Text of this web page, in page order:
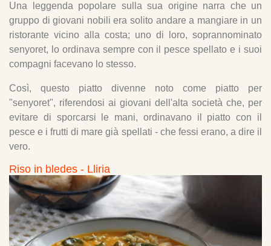
Una leggenda popolare sulla sua origine narra che un
gruppo di giovani nobili era solito andare a mangiare in un
ristorante vicino alla costa; uno di loro, soprannominato
senyoret, lo ordinava sempre con il pesce spellato e i suoi
compagni facevano lo stesso.
Così, questo piatto divenne noto come piatto per
"senyoret", riferendosi ai giovani dell'alta società che, per
evitare di sporcarsi le mani, ordinavano il piatto con il
pesce e i frutti di mare già spellati - che fessi erano, a dire il
vero.
Riso in bledes - Lliria